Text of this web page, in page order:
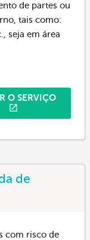
de partes ou
tais como:
seja em área
O SERVIÇO
de
com risco de